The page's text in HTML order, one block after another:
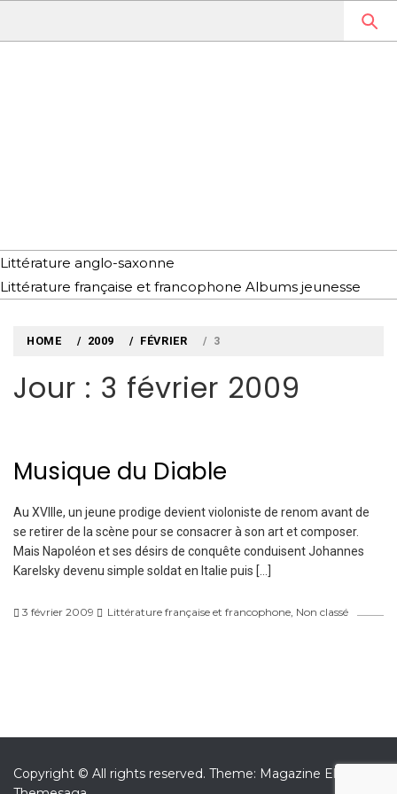
Littérature anglo-saxonne
Littérature française et francophone Albums jeunesse
HOME 2009 FÉVRIER 3
Jour : 3 février 2009
Musique du Diable
Au XVIIIe, un jeune prodige devient violoniste de renom avant de
se retirer de la scène pour se consacrer à son art et composer.
Mais Napoléon et ses désirs de conquête conduisent Johannes
Karelsky devenu simple soldat en Italie puis […]
3 février 2009 Littérature française et francophone Non classé
Copyright © All rights reserved. Theme: Magazine Elite by